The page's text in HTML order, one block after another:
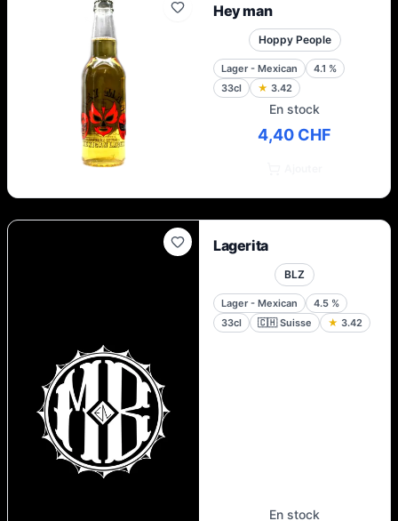
Hey man
Hoppy People
Lager - Mexican 4.1 %
33cl
★ 3.42
En stock
4,40 CHF
Lagerita
BLZ
Lager - Mexican 4.5 %
33cl
🇨🇭 Suisse ★ 3.42
En stock